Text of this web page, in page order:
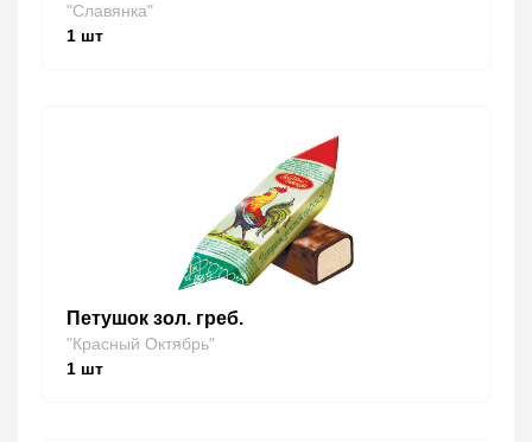
"Славянка"
1 шт
Петушок зол. греб.
"Красный Октябрь"
1 шт